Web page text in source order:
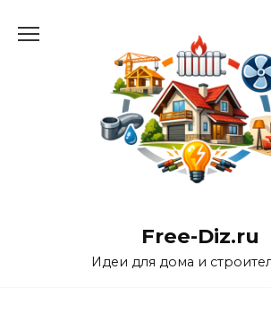
Free-Diz.ru
Идеи для дома и